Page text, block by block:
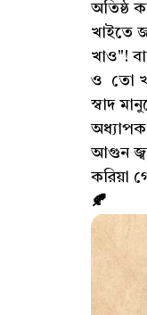
অতিষ্ঠ
খাইতে
খাও"!
ও তো
স্বাদ
অধ্যাপক
আগুন
করিয়া
🍂